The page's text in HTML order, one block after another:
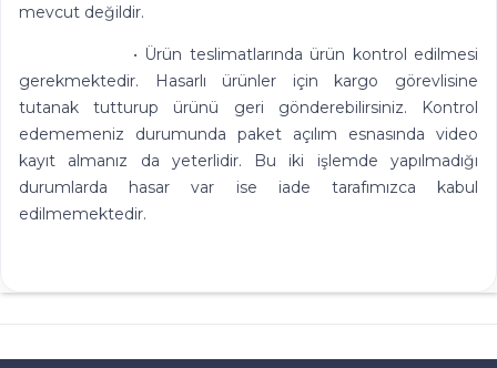
mevcut değildir.
• Ürün teslimatlarında ürün kontrol edilmesi
gerekmektedir. Hasarlı ürünler için kargo görevlisine
tutanak tutturup ürünü geri gönderebilirsiniz. Kontrol
edememeniz durumunda paket açılım esnasında video
kayıt almanız da yeterlidir. Bu iki işlemde yapılmadığı
durumlarda hasar var ise iade tarafımızca kabul
edilmemektedir.